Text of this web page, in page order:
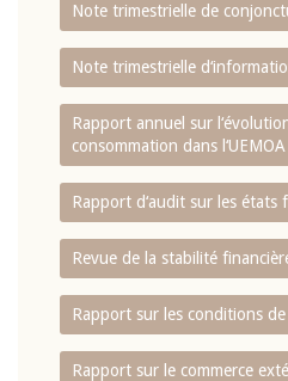
Note trimestrielle de
Note trimestrielle
Rapport annuel sur
consommation dans
Rapport d‘audit sur les états
Revue de la stabilité
Rapport sur les conditions de
Rapport sur le commerce